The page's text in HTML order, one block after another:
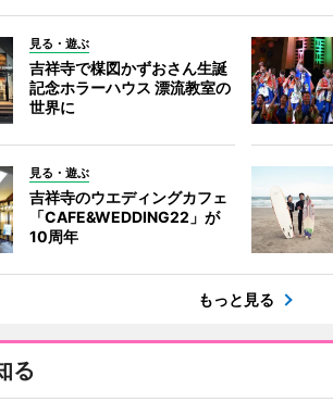
見る・遊ぶ
吉祥寺で楳図かずおさん生誕
記念ホラーハウス 漂流教室の
世界に
見る・遊ぶ
吉祥寺のウエディングカフェ
「CAFE&WEDDING22」が
10周年
もっと見る
る